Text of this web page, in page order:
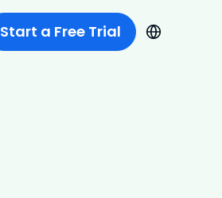
Start a Free Trial